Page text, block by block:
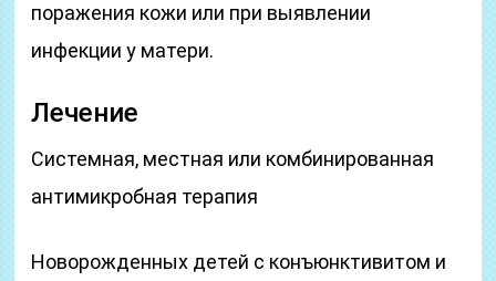
поражения кожи или при выявлении
инфекции у матери.
Лечение
Системная, местная или комбинированная
антимикробная терапия
Новорожденных детей с конъюнктивитом и